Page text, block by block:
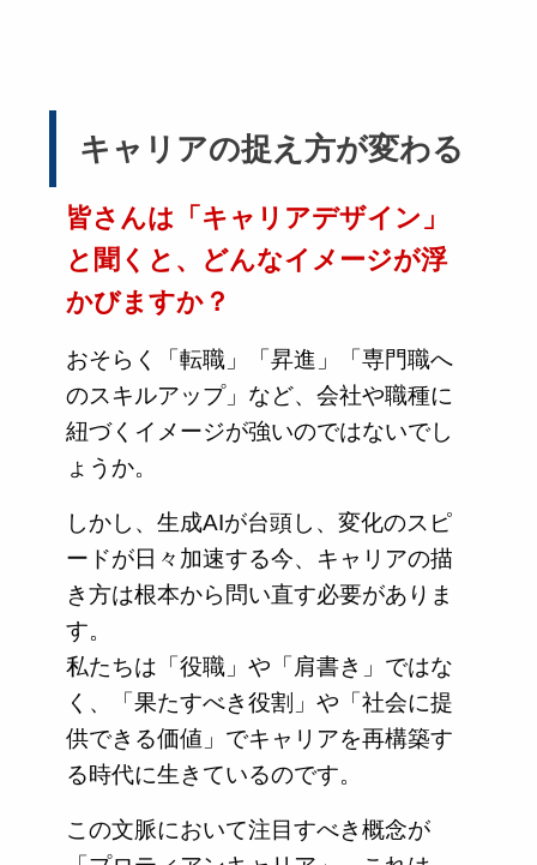
キャリアの捉え方が変わる
皆さんは「キャリアデザイン」
と聞くと、どんなイメージが浮
かびますか？
おそらく「転職」「昇進」「専門職へ
のスキルアップ」など、会社や職種に
紐づくイメージが強いのではないでし
ょうか。
しかし、生成AIが台頭し、変化のスピ
ードが日々加速する今、キャリアの描
き方は根本から問い直す必要がありま
す。
私たちは「役職」や「肩書き」ではな
く、「果たすべき役割」や「社会に提
供できる価値」でキャリアを再構築す
る時代に生きているのです。
この文脈において注目すべき概念が